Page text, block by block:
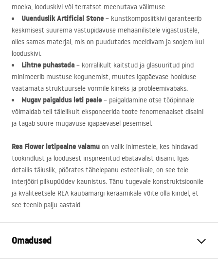
moeka, looduskivi või terratsot meenutava välimuse.
Uuenduslik Artificial Stone – kunstkomposiitkivi garanteerib
keskmisest suurema vastupidavuse mehaanilistele vigastustele,
olles samas materjal, mis on puudutades meeldivam ja soojem kui
looduskivi.
Lihtne puhastada – korralikult kaitstud ja glasuuritud pind
minimeerib mustuse kogunemist, muutes igapäevase hoolduse
vaatamata struktuursele vormile kiireks ja probleemivabaks.
Mugav paigaldus leti peale – paigaldamine otse tööpinnale
võimaldab teil täielikult eksponeerida toote fenomenaalset disaini
ja tagab suure mugavuse igapäevasel pesemisel.
Rea Flower letipealne valamu on valik inimestele, kes hindavad
töökindlust ja loodusest inspireeritud ebatavalist disaini. Igas
detailis täiuslik, pöörates tähelepanu esteetikale, on see teie
interjööri pilkupüüdev kaunistus. Tänu tugevale konstruktsioonile
ja kvaliteetsele REA kaubamärgi keraamikale võite olla kindel, et
see teenib palju aastaid.
Omadused